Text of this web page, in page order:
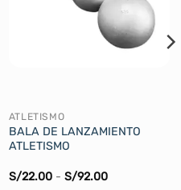
ATLETISMO
BALA DE LANZAMIENTO
ATLETISMO
S/22.00 - S/92.00Rango